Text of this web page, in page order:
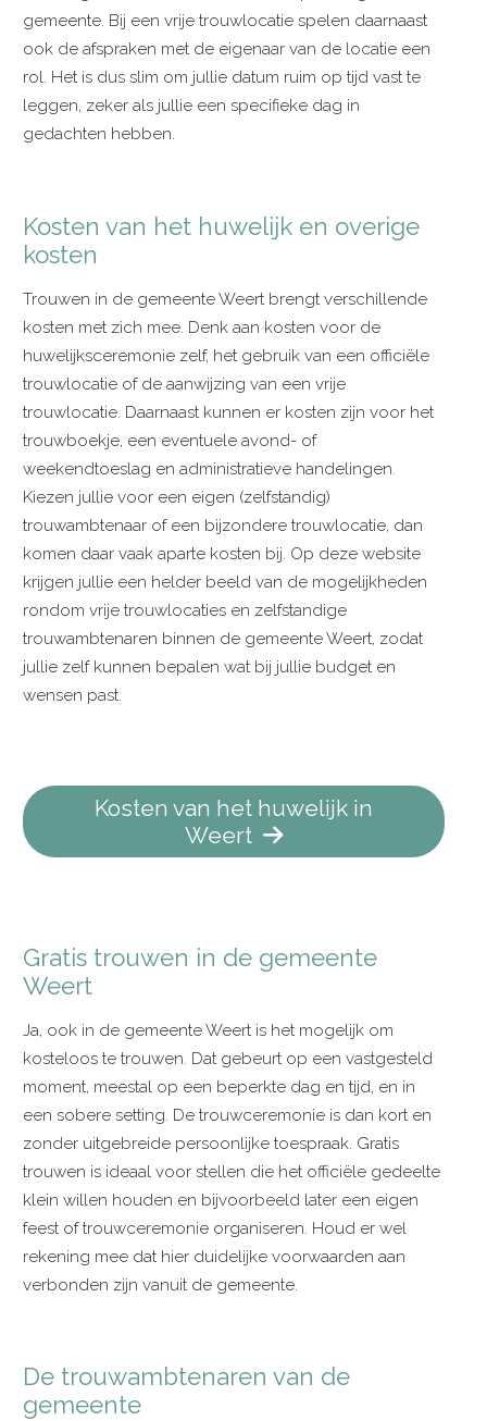
gemeente. Bij een vrije trouwlocatie spelen daarnaast
ook de afspraken met de eigenaar van de locatie een
rol. Het is dus slim om jullie datum ruim op tijd vast te
leggen, zeker als jullie een specifieke dag in
gedachten hebben.
Kosten van het huwelijk en overige
kosten
Trouwen in de gemeente Weert brengt verschillende
kosten met zich mee. Denk aan kosten voor de
huwelijksceremonie zelf, het gebruik van een officiële
trouwlocatie of de aanwijzing van een vrije
trouwlocatie. Daarnaast kunnen er kosten zijn voor het
trouwboekje, een eventuele avond- of
weekendtoeslag en administratieve handelingen.
Kiezen jullie voor een eigen (zelfstandig)
trouwambtenaar of een bijzondere trouwlocatie, dan
komen daar vaak aparte kosten bij. Op deze website
krijgen jullie een helder beeld van de mogelijkheden
rondom vrije trouwlocaties en zelfstandige
trouwambtenaren binnen de gemeente Weert, zodat
jullie zelf kunnen bepalen wat bij jullie budget en
wensen past.
Kosten van het huwelijk in
Weert
Gratis trouwen in de gemeente
Weert
Ja, ook in de gemeente Weert is het mogelijk om
kosteloos te trouwen. Dat gebeurt op een vastgesteld
moment, meestal op een beperkte dag en tijd, en in
een sobere setting. De trouwceremonie is dan kort en
zonder uitgebreide persoonlijke toespraak. Gratis
trouwen is ideaal voor stellen die het officiële gedeelte
klein willen houden en bijvoorbeeld later een eigen
feest of trouwceremonie organiseren. Houd er wel
rekening mee dat hier duidelijke voorwaarden aan
verbonden zijn vanuit de gemeente.
De trouwambtenaren van de
gemeente